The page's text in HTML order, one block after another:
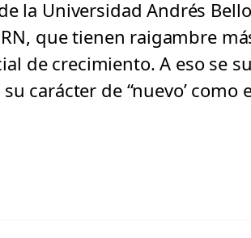
la Universidad Andrés
que tienen raigambre
de crecimiento. A eso se
carácter de “nuevo’ como